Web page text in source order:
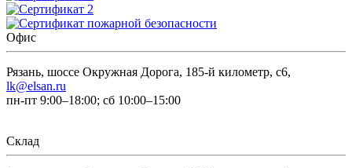
Офис
Рязань, шоссе Окружная Дорога, 185-й километр, с6,
lk@elsan.ru
пн-пт 9:00–18:00; сб 10:00–15:00
Склад